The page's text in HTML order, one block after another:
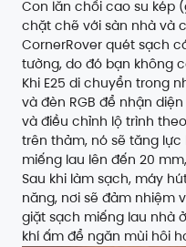
Con lăn chổi cao su kép
chặt chẽ với sàn nhà và
CornerRover quét sạch
tường, do đó bạn không
Khi E25 di chuyển trong
và đèn RGB để nhận
và điều chỉnh lộ trình
trên thảm, nó sẽ tăng
miếng lau lên đến 20
Sau khi làm sạch, máy
năng, nơi sẽ đảm nhiệm
giặt sạch miếng lau nhà
khí ấm để ngăn mùi hôi